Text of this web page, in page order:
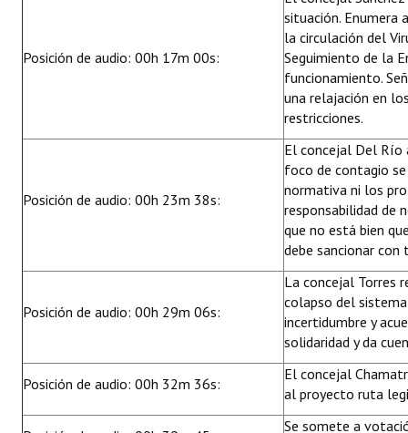
Posición de audio: 00h 17m 00s:
situación. Enumera
la circulación del
Seguimiento de la
funcionamiento.
una relajación en
restricciones.
Posición de audio: 00h 23m 38s:
El concejal Del Río
foco de contagio
normativa ni los
responsabilidad de
que no está bien
debe sancionar
Posición de audio: 00h 29m 06s:
La concejal Torres
colapso del
incertidumbre y
solidaridad y da
Posición de audio: 00h 32m 36s:
El concejal
al proyecto ruta
Se somete a